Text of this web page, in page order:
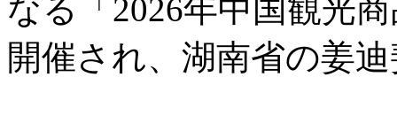
なる「2026年中国観光
開催され、湖南省の姜